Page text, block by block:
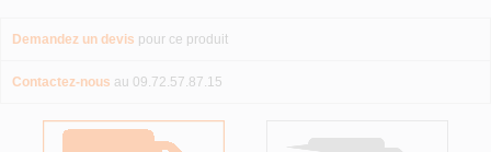
Demandez un devis pour ce produit
Contactez-nous au 09.72.57.87.15